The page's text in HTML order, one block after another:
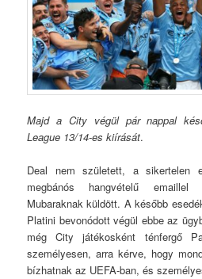
Majd a City végül pár nappal
League 13/14-es kiírását.
Deal nem született, a sikertelen
megbánós hangvételű
Mubaraknak küldött. A később
Platini bevonódott végül ebbe az
még City játékosként ténfergő
személyesen, arra kérve, hogy
bízhatnak az UEFA-ban, és